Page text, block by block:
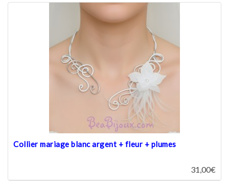
Collier mariage blanc argent + fleur + plumes
31,00€